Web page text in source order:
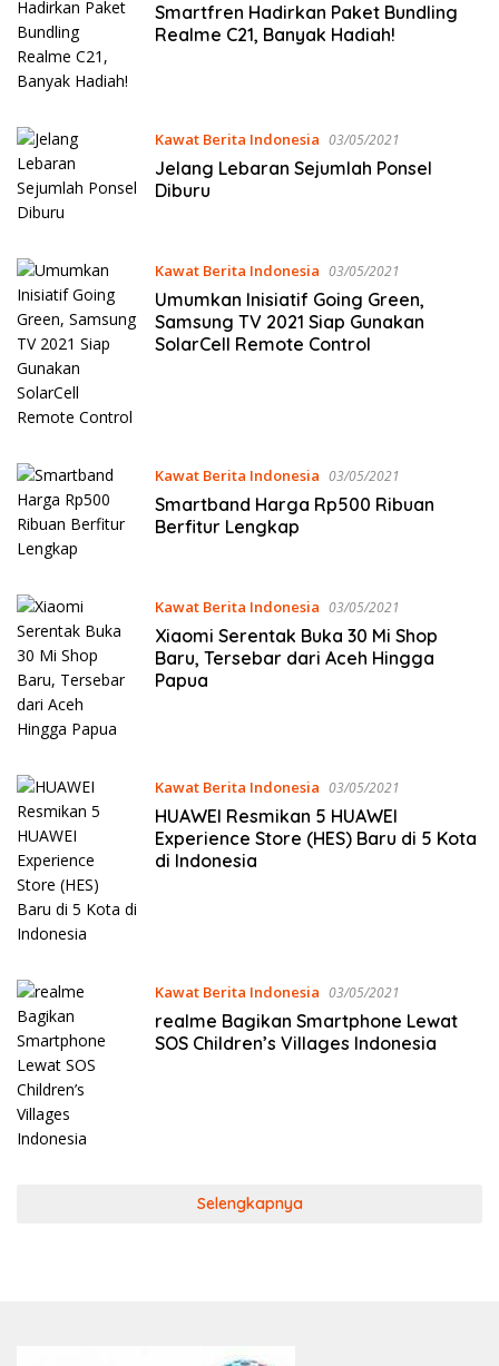
Smartfren Hadirkan Paket Bundling
Realme C21, Banyak Hadiah!
Kawat Berita Indonesia 03/05/2021
Jelang Lebaran Sejumlah Ponsel
Diburu
Kawat Berita Indonesia 03/05/2021
Umumkan Inisiatif Going Green,
Samsung TV 2021 Siap Gunakan
SolarCell Remote Control
Kawat Berita Indonesia 03/05/2021
Smartband Harga Rp500 Ribuan
Berfitur Lengkap
Kawat Berita Indonesia 03/05/2021
Xiaomi Serentak Buka 30 Mi Shop
Baru, Tersebar dari Aceh Hingga
Papua
Kawat Berita Indonesia 03/05/2021
HUAWEI Resmikan 5 HUAWEI
Experience Store (HES) Baru di 5 Kota
di Indonesia
Kawat Berita Indonesia 03/05/2021
realme Bagikan Smartphone Lewat
SOS Children’s Villages Indonesia
Selengkapnya